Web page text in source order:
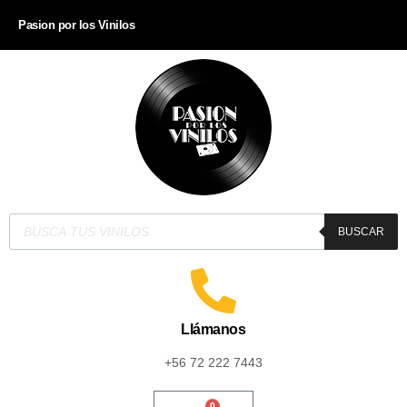
Pasion por los Vinilos
BUSCAR
Llámanos
+56 72 222 7443